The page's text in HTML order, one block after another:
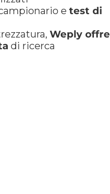
etest di
Weply offre
di ricerca